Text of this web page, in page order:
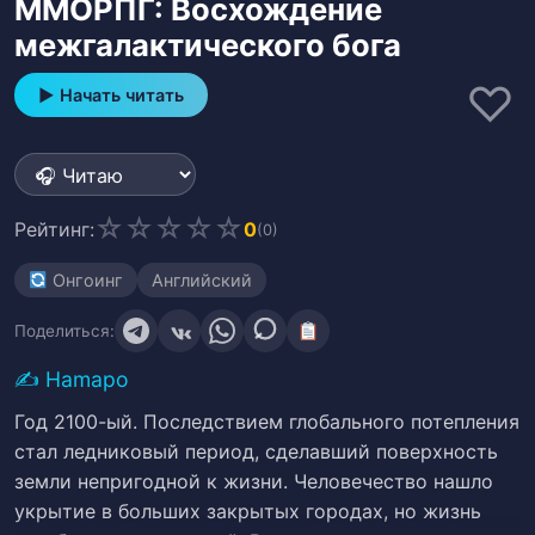
ММОРПГ: Восхождение
межгалактического бога
▶ Начать читать ♡
Рейтинг: ☆ ☆ ☆ ☆ ☆0(0)
Онгоинг Английский
Поделиться:
✍️ Hamapo
Год 2100-ый. Последствием глобального потепления
стал ледниковый период, сделавший поверхность
земли непригодной к жизни. Человечество нашло
укрытие в больших закрытых городах, но жизнь